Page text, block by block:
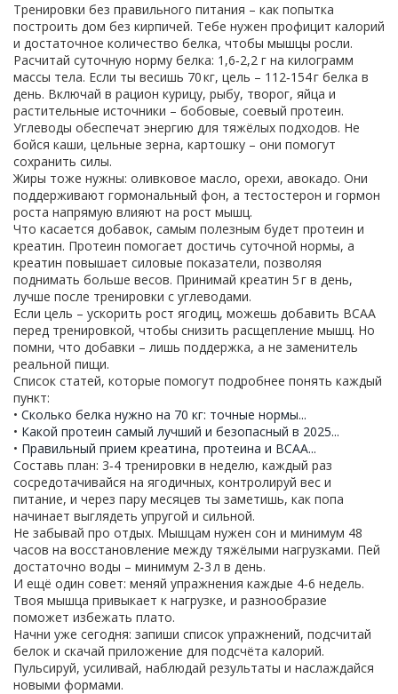
Тренировки без правильного питания – как попытка
построить дом без кирпичей. Тебе нужен профицит калорий
и достаточное количество белка, чтобы мышцы росли.
Расчитай суточную норму белка: 1,6‑2,2 г на килограмм
массы тела. Если ты весишь 70 кг, цель – 112‑154 г белка в
день. Включай в рацион курицу, рыбу, творог, яйца и
растительные источники – бобовые, соевый протеин.
Углеводы обеспечат энергию для тяжёлых подходов. Не
бойся каши, цельные зерна, картошку – они помогут
сохранить силы.
Жиры тоже нужны: оливковое масло, орехи, авокадо. Они
поддерживают гормональный фон, а тестостерон и гормон
роста напрямую влияют на рост мышц.
Что касается добавок, самым полезным будет протеин и
креатин. Протеин помогает достичь суточной нормы, а
креатин повышает силовые показатели, позволяя
поднимать больше весов. Принимай креатин 5 г в день,
лучше после тренировки с углеводами.
Если цель – ускорить рост ягодиц, можешь добавить BCAA
перед тренировкой, чтобы снизить расщепление мышц. Но
помни, что добавки – лишь поддержка, а не заменитель
реальной пищи.
Список статей, которые помогут подробнее понять каждый
пункт:
• Сколько белка нужно на 70 кг: точные нормы...
• Какой протеин самый лучший и безопасный в 2025...
• Правильный прием креатина, протеина и BCAA...
Составь план: 3‑4 тренировки в неделю, каждый раз
сосредотачивайся на ягодичных, контролируй вес и
питание, и через пару месяцев ты заметишь, как попа
начинает выглядеть упругой и сильной.
Не забывай про отдых. Мышцам нужен сон и минимум 48
часов на восстановление между тяжёлыми нагрузками. Пей
достаточно воды – минимум 2‑3 л в день.
И ещё один совет: меняй упражнения каждые 4‑6 недель.
Твоя мышца привыкает к нагрузке, и разнообразие
поможет избежать плато.
Начни уже сегодня: запиши список упражнений, подсчитай
белок и скачай приложение для подсчёта калорий.
Пульсируй, усиливай, наблюдай результаты и наслаждайся
новыми формами.